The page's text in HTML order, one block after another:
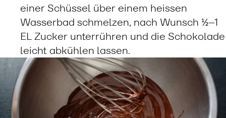
einer Schüssel über einem heissen
Wasserbad schmelzen, nach Wunsch ½–1
EL Zucker unterrühren und die Schokolade
leicht abkühlen lassen.